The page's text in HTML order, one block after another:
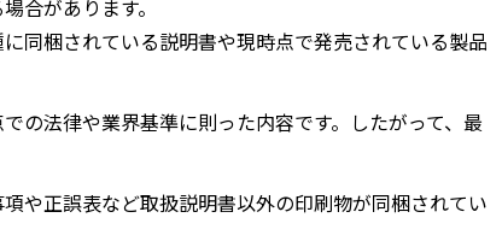
合があります。
同梱されている説明書や現時点で発売されている製品
の法律や業界基準に則った内容です。したがって、最
や正誤表など取扱説明書以外の印刷物が同梱されてい